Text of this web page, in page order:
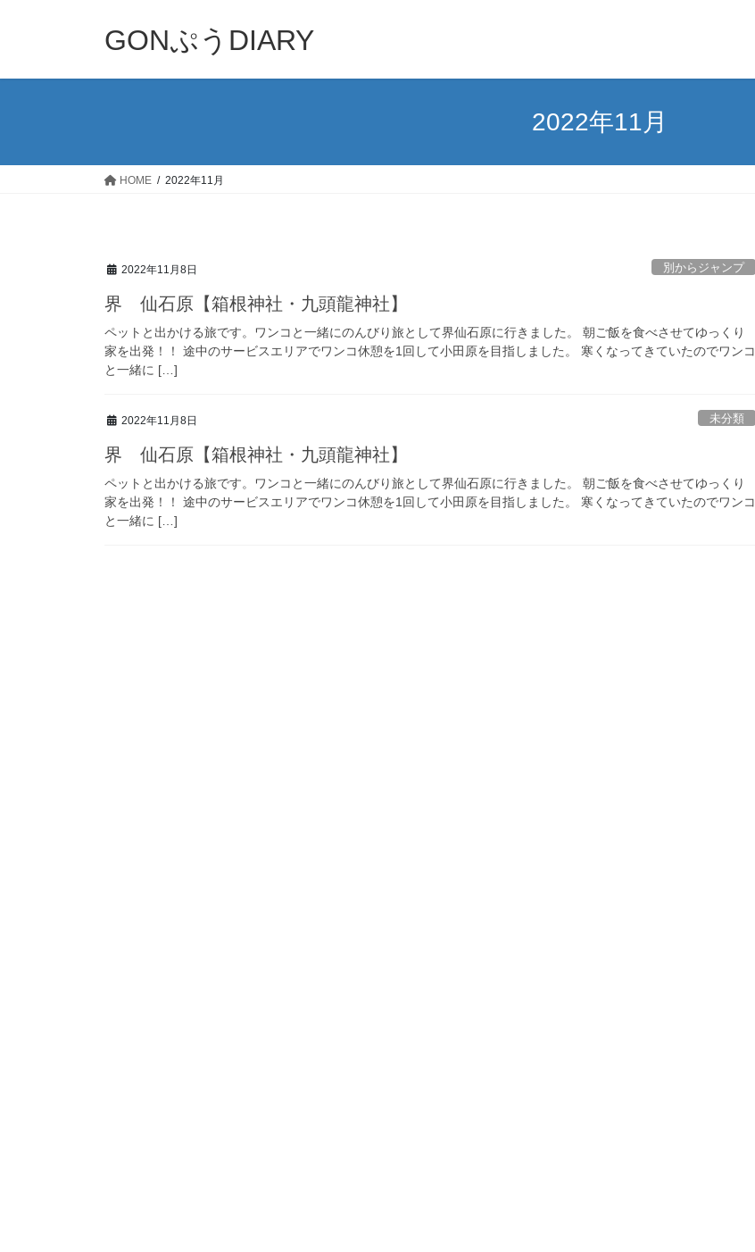
GONぷうDIARY
2022年11月
HOME 2022年11月
2022年11月8日 別からジャンプ
界 仙石原【箱根神社・九頭龍神社】
ペットと出かける旅です。ワンコと一緒にのんびり旅として界仙石原に行きました。 朝ご飯を食べさせてゆっくり
家を出発！！ 途中のサービスエリアでワンコ休憩を1回して小田原を目指しました。 寒くなってきていたのでワンコ
と一緒に […]
2022年11月8日 未分類
界 仙石原【箱根神社・九頭龍神社】
ペットと出かける旅です。ワンコと一緒にのんびり旅として界仙石原に行きました。 朝ご飯を食べさせてゆっくり
家を出発！！ 途中のサービスエリアでワンコ休憩を1回して小田原を目指しました。 寒くなってきていたのでワンコ
と一緒に […]